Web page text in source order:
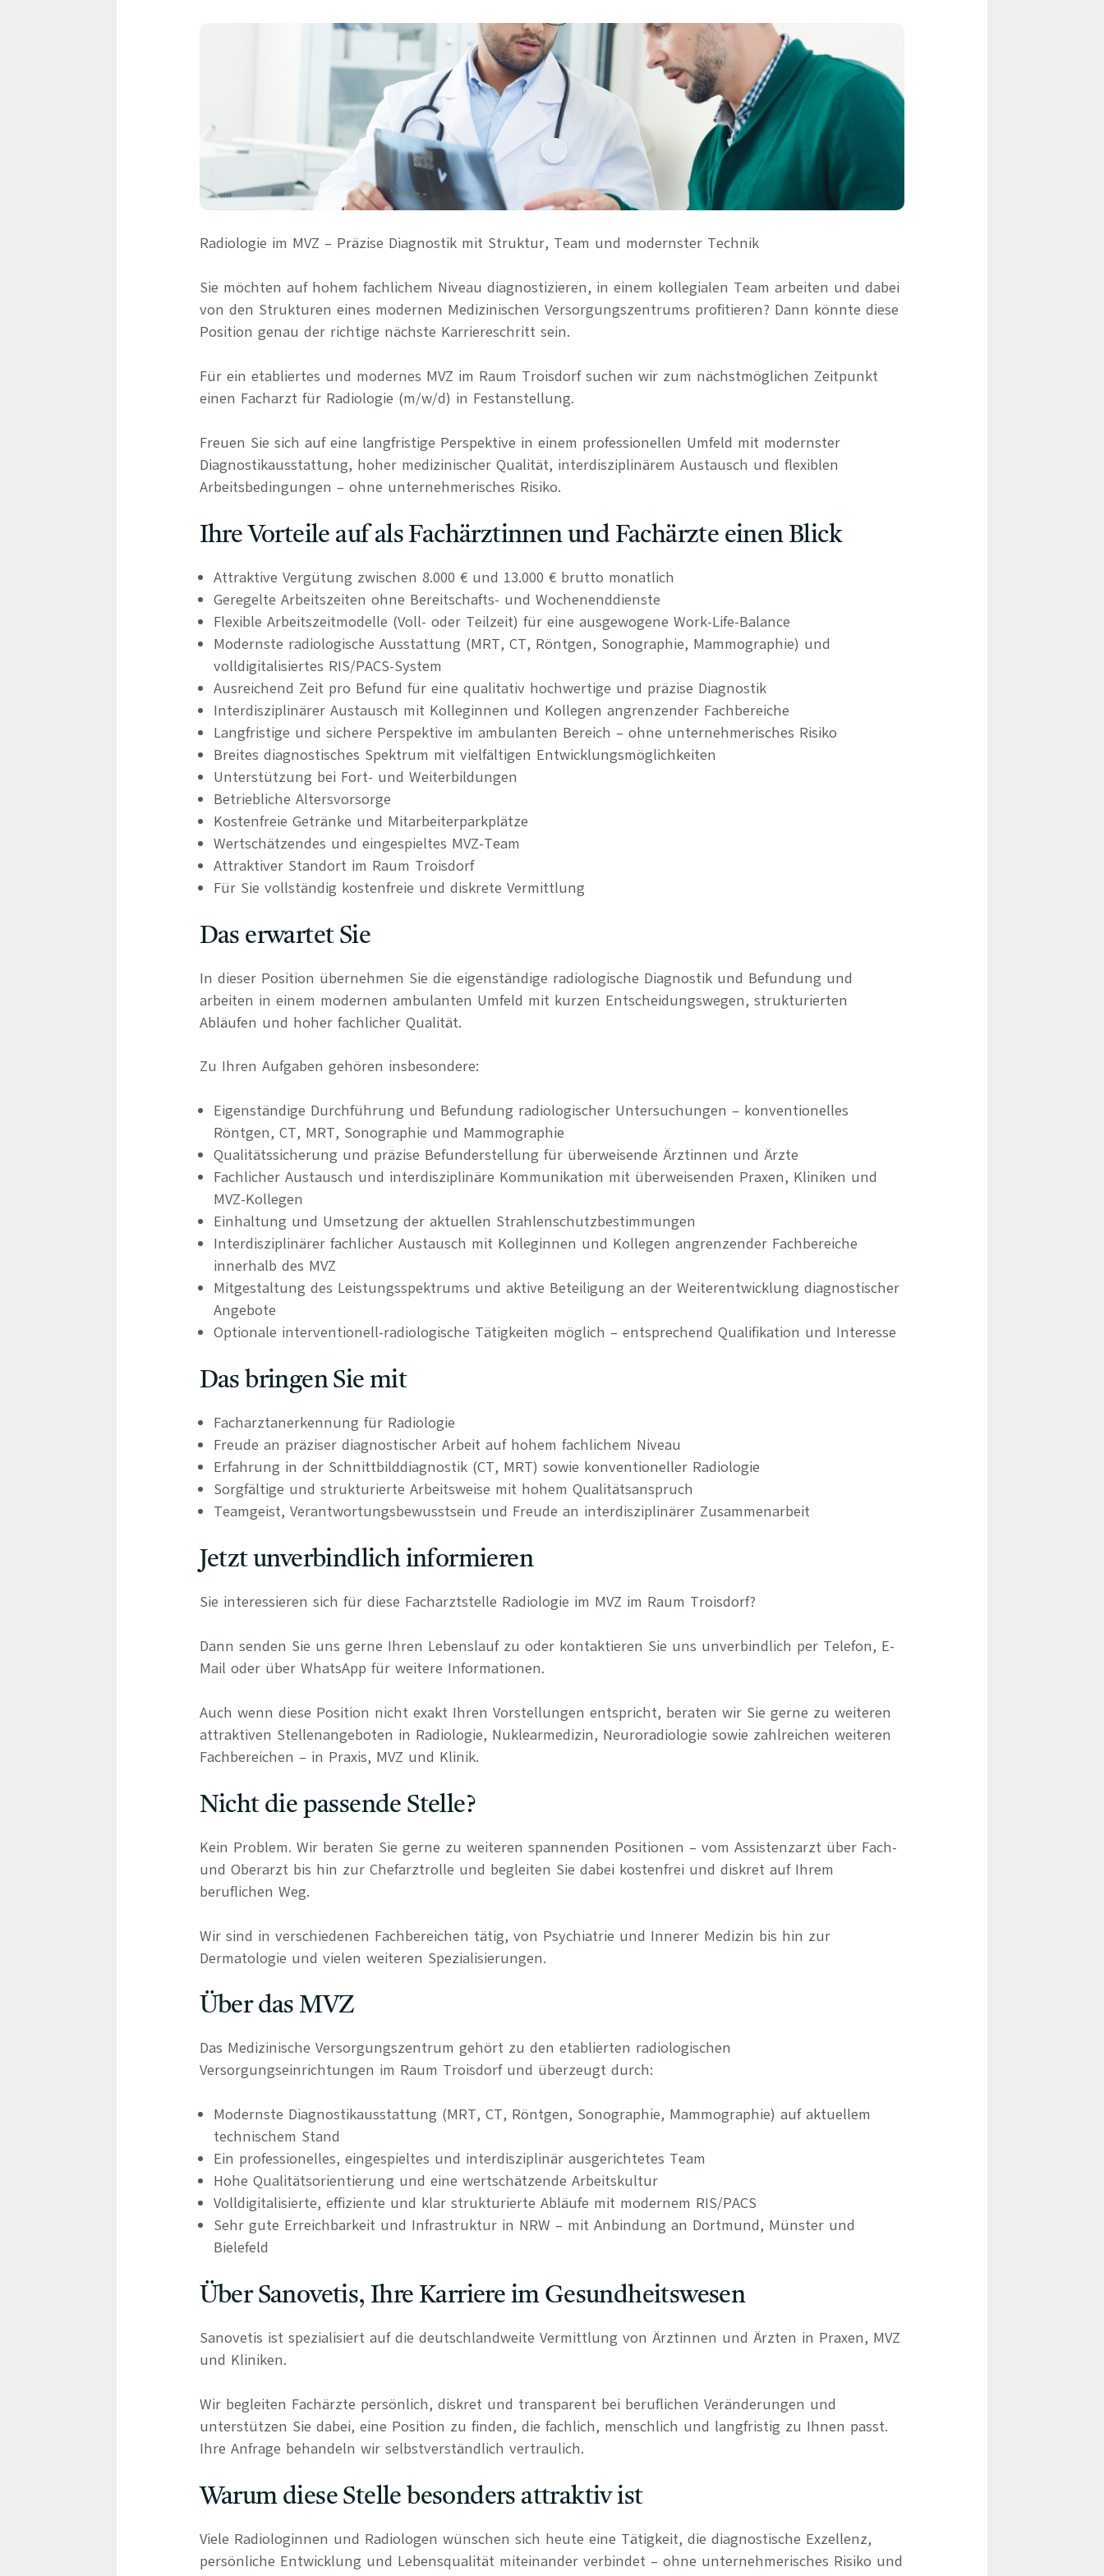
Weitere Services
Fragen & Antworten
Bewerbungscoach
Empfehlungsprogramm
Mandatierte Personalvermittlung
Sanovetis Care+
Radiologie im MVZ – Präzise Diagnostik mit Struktur, Team und modernster Technik
Sie möchten auf hohem fachlichem Niveau diagnostizieren, in einem kollegialen Team arbeiten und dabei
von den Strukturen eines modernen Medizinischen Versorgungszentrums profitieren? Dann könnte diese
Position genau der richtige nächste Karriereschritt sein.
Für ein etabliertes und modernes MVZ im Raum Troisdorf suchen wir zum nächstmöglichen Zeitpunkt
einen Facharzt für Radiologie (m/w/d) in Festanstellung.
Freuen Sie sich auf eine langfristige Perspektive in einem professionellen Umfeld mit modernster
Diagnostikausstattung, hoher medizinischer Qualität, interdisziplinärem Austausch und flexiblen
Arbeitsbedingungen – ohne unternehmerisches Risiko.
Ihre Vorteile auf als Fachärztinnen und Fachärzte einen Blick
Attraktive Vergütung zwischen 8.000 € und 13.000 € brutto monatlich
Geregelte Arbeitszeiten ohne Bereitschafts- und Wochenenddienste
Flexible Arbeitszeitmodelle (Voll- oder Teilzeit) für eine ausgewogene Work-Life-Balance
Modernste radiologische Ausstattung (MRT, CT, Röntgen, Sonographie, Mammographie) und
volldigitalisiertes RIS/PACS-System
Ausreichend Zeit pro Befund für eine qualitativ hochwertige und präzise Diagnostik
Interdisziplinärer Austausch mit Kolleginnen und Kollegen angrenzender Fachbereiche
Langfristige und sichere Perspektive im ambulanten Bereich – ohne unternehmerisches Risiko
Breites diagnostisches Spektrum mit vielfältigen Entwicklungsmöglichkeiten
Unterstützung bei Fort- und Weiterbildungen
Betriebliche Altersvorsorge
Kostenfreie Getränke und Mitarbeiterparkplätze
Wertschätzendes und eingespieltes MVZ-Team
Attraktiver Standort im Raum Troisdorf
Für Sie vollständig kostenfreie und diskrete Vermittlung
Das erwartet Sie
In dieser Position übernehmen Sie die eigenständige radiologische Diagnostik und Befundung und
arbeiten in einem modernen ambulanten Umfeld mit kurzen Entscheidungswegen, strukturierten
Abläufen und hoher fachlicher Qualität.
Zu Ihren Aufgaben gehören insbesondere:
Eigenständige Durchführung und Befundung radiologischer Untersuchungen – konventionelles
Röntgen, CT, MRT, Sonographie und Mammographie
Qualitätssicherung und präzise Befunderstellung für überweisende Ärztinnen und Ärzte
Fachlicher Austausch und interdisziplinäre Kommunikation mit überweisenden Praxen, Kliniken und
MVZ-Kollegen
Einhaltung und Umsetzung der aktuellen Strahlenschutzbestimmungen
Interdisziplinärer fachlicher Austausch mit Kolleginnen und Kollegen angrenzender Fachbereiche
innerhalb des MVZ
Mitgestaltung des Leistungsspektrums und aktive Beteiligung an der Weiterentwicklung diagnostischer
Angebote
Optionale interventionell-radiologische Tätigkeiten möglich – entsprechend Qualifikation und Interesse
Das bringen Sie mit
Facharztanerkennung für Radiologie
Freude an präziser diagnostischer Arbeit auf hohem fachlichem Niveau
Erfahrung in der Schnittbilddiagnostik (CT, MRT) sowie konventioneller Radiologie
Sorgfältige und strukturierte Arbeitsweise mit hohem Qualitätsanspruch
Teamgeist, Verantwortungsbewusstsein und Freude an interdisziplinärer Zusammenarbeit
Jetzt unverbindlich informieren
Sie interessieren sich für diese Facharztstelle Radiologie im MVZ im Raum Troisdorf?
Dann senden Sie uns gerne Ihren Lebenslauf zu oder kontaktieren Sie uns unverbindlich per Telefon, E-
Mail oder über WhatsApp für weitere Informationen.
Auch wenn diese Position nicht exakt Ihren Vorstellungen entspricht, beraten wir Sie gerne zu weiteren
attraktiven Stellenangeboten in Radiologie, Nuklearmedizin, Neuroradiologie sowie zahlreichen weiteren
Fachbereichen – in Praxis, MVZ und Klinik.
Nicht die passende Stelle?
Kein Problem. Wir beraten Sie gerne zu weiteren spannenden Positionen – vom Assistenzarzt über Fach-
und Oberarzt bis hin zur Chefarztrolle und begleiten Sie dabei kostenfrei und diskret auf Ihrem
beruflichen Weg.
Wir sind in verschiedenen Fachbereichen tätig, von Psychiatrie und Innerer Medizin bis hin zur
Dermatologie und vielen weiteren Spezialisierungen.
Über das MVZ
Das Medizinische Versorgungszentrum gehört zu den etablierten radiologischen
Versorgungseinrichtungen im Raum Troisdorf und überzeugt durch:
Modernste Diagnostikausstattung (MRT, CT, Röntgen, Sonographie, Mammographie) auf aktuellem
technischem Stand
Ein professionelles, eingespieltes und interdisziplinär ausgerichtetes Team
Hohe Qualitätsorientierung und eine wertschätzende Arbeitskultur
Volldigitalisierte, effiziente und klar strukturierte Abläufe mit modernem RIS/PACS
Sehr gute Erreichbarkeit und Infrastruktur in NRW – mit Anbindung an Dortmund, Münster und
Bielefeld
Über Sanovetis, Ihre Karriere im Gesundheitswesen
Sanovetis ist spezialisiert auf die deutschlandweite Vermittlung von Ärztinnen und Ärzten in Praxen, MVZ
und Kliniken.
Wir begleiten Fachärzte persönlich, diskret und transparent bei beruflichen Veränderungen und
unterstützen Sie dabei, eine Position zu finden, die fachlich, menschlich und langfristig zu Ihnen passt.
Ihre Anfrage behandeln wir selbstverständlich vertraulich.
Warum diese Stelle besonders attraktiv ist
Viele Radiologinnen und Radiologen wünschen sich heute eine Tätigkeit, die diagnostische Exzellenz,
persönliche Entwicklung und Lebensqualität miteinander verbindet – ohne unternehmerisches Risiko und